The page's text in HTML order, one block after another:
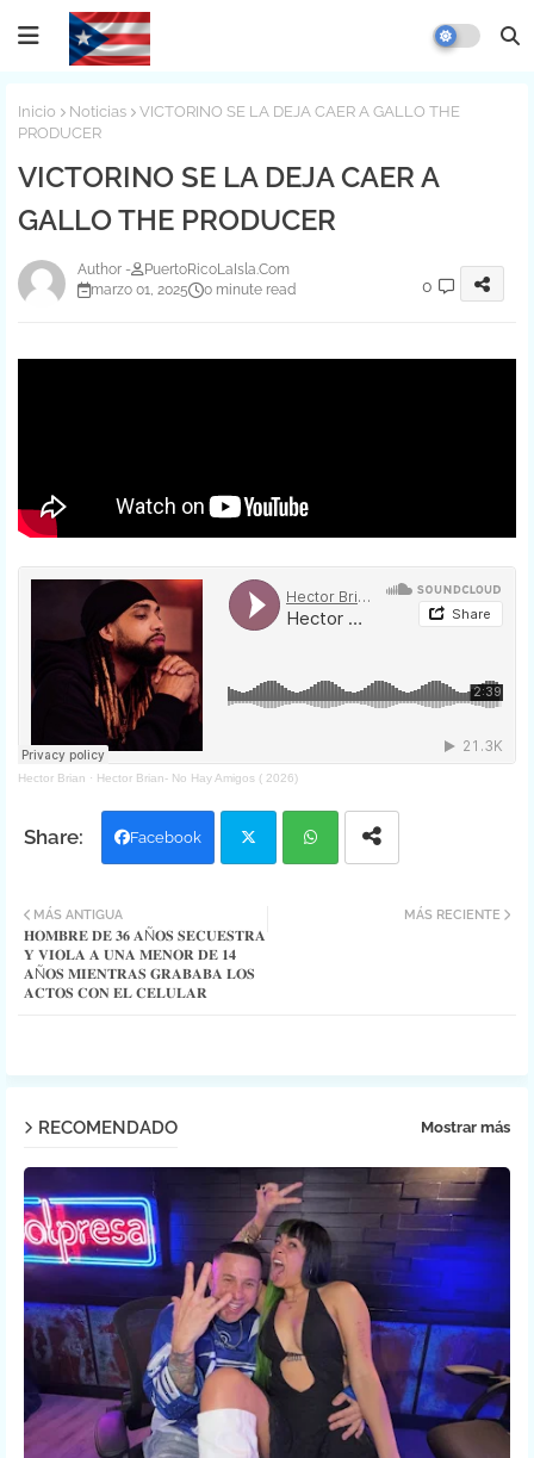
Inicio Noticias
VICTORINO SE LA DEJA CAER A GALLO THE
PRODUCER
VICTORINO SE LA DEJA CAER A
GALLO THE PRODUCER
PuertoRicoLaIsla.Com
marzo 01, 2025
0 minute read 0
Hector Brian · Hector Brian- No Hay Amigos ( 2026)
Facebook
ter
MÁS RECIENTE
MÁS ANTIGUA
𝐇𝐎𝐌𝐁𝐑𝐄 𝐃𝐄 𝟑𝟔 𝐀Ñ𝐎𝐒 𝐒𝐄𝐂𝐔𝐄𝐒𝐓𝐑𝐀
𝐘 𝐕𝐈𝐎𝐋𝐀 𝐀 𝐔𝐍𝐀 𝐌𝐄𝐍𝐎𝐑 𝐃𝐄 𝟏𝟒
𝐀Ñ𝐎𝐒 𝐌𝐈𝐄𝐍𝐓𝐑𝐀𝐒 𝐆𝐑𝐀𝐁𝐀𝐁𝐀 𝐋𝐎𝐒
𝐀𝐂𝐓𝐎𝐒 𝐂𝐎𝐍 𝐄𝐋 𝐂𝐄𝐋𝐔𝐋𝐀𝐑
RECOMENDADO Mostrar más